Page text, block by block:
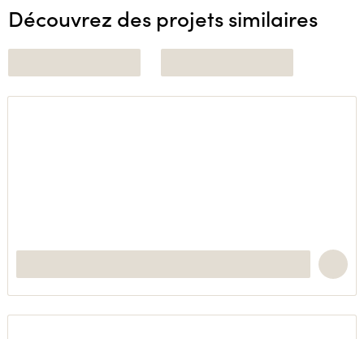
Découvrez des projets similaires